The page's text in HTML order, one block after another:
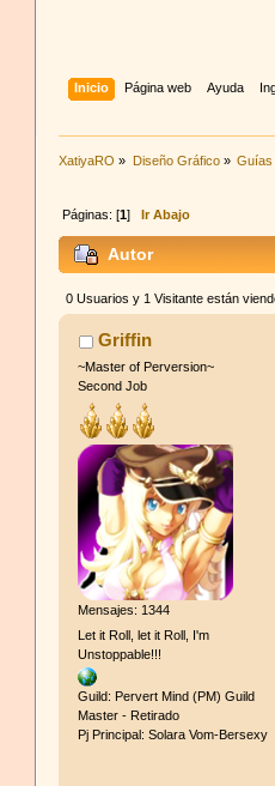
Inicio Página web Ayuda
XatiyaRO » Diseño Gráfico» Guías
Páginas: [1] Ir Abajo
Autor
0 Usuarios y 1 Visitante están
Griffin
~Master of Perversion~
Second Job
Mensajes: 1344
Let it Roll, let it Roll, I'm
Unstoppable!!!
Guild: Pervert Mind (PM) Guild
Master - Retirado
Pj Principal: Solara Vom-Bersexy